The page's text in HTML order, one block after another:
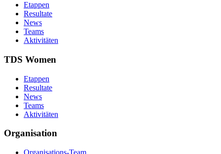
Etappen
Resultate
News
Teams
Aktivitäten
TDS Women
Etappen
Resultate
News
Teams
Aktivitäten
Organisation
Organisations-Team